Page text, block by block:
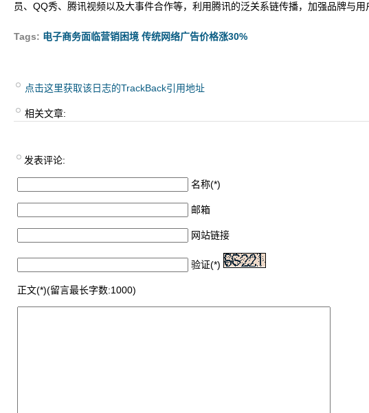
员、QQ秀、腾讯视频以及大事件合作等，利用腾讯的泛关系链传播，加强品牌与用
Tags: 电子商务面临营销困境 传统网络广告价格涨30%
点击这里获取该日志的TrackBack引用地址
相关文章:
发表评论:
名称(*)
邮箱
网站链接
验证(*)
正文(*)(留言最长字数:1000)